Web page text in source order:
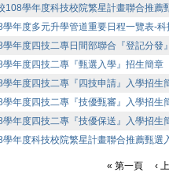
108學年度科技校院繁星計畫聯合推薦
學年度多元升學管道重要日程一覽表-科
學年度四技二專日間部聯合『登記分發
學年度四技二專『甄選入學』招生簡章
學年度四技二專『四技申請』入學招生
學年度四技二專『技優甄審』入學招生
學年度四技二專『技優保送』入學招生
學年度科技校院繁星計畫聯合推薦甄選
« 第一頁 ‹